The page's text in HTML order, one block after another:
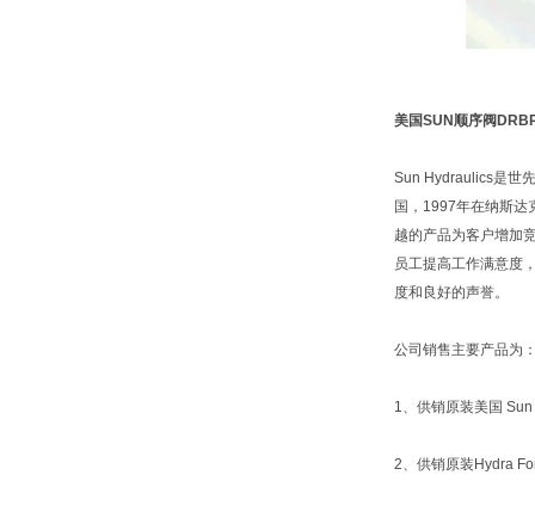
美国SUN顺序阀
Sun Hydraulics是世
国，1997年在纳斯达
越的产品为客户增加
员工提高工作满意度
度和良好的声誉。
公司销售主要产品为
1、供销原装美国
2、供销原装Hydra